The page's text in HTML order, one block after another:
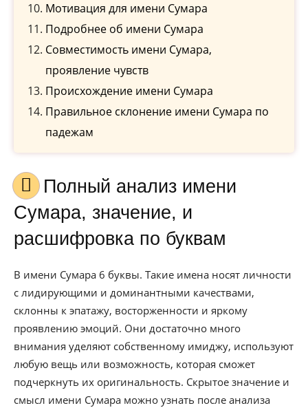
Мотивация для имени Сумара
Подробнее об имени Сумара
Совместимость имени Сумара,
проявление чувств
Происхождение имени Сумара
Правильное склонение имени Сумара по
падежам
Полный анализ имени
Сумара, значение, и
расшифровка по буквам
В имени Сумара 6 буквы. Такие имена носят личности
с лидирующими и доминантными качествами,
склонны к эпатажу, восторженности и яркому
проявлению эмоций. Они достаточно много
внимания уделяют собственному имиджу, используют
любую вещь или возможность, которая сможет
подчеркнуть их оригинальность. Скрытое значение и
смысл имени Сумара можно узнать после анализа